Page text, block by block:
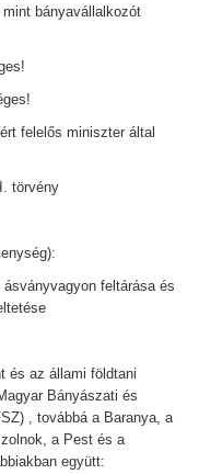
bányavállalkozót
felelős miniszter által
törvény
feltárása és
és az állami földtani
Bányászati és
, továbbá a Baranya, a
a Pest és a
együtt: